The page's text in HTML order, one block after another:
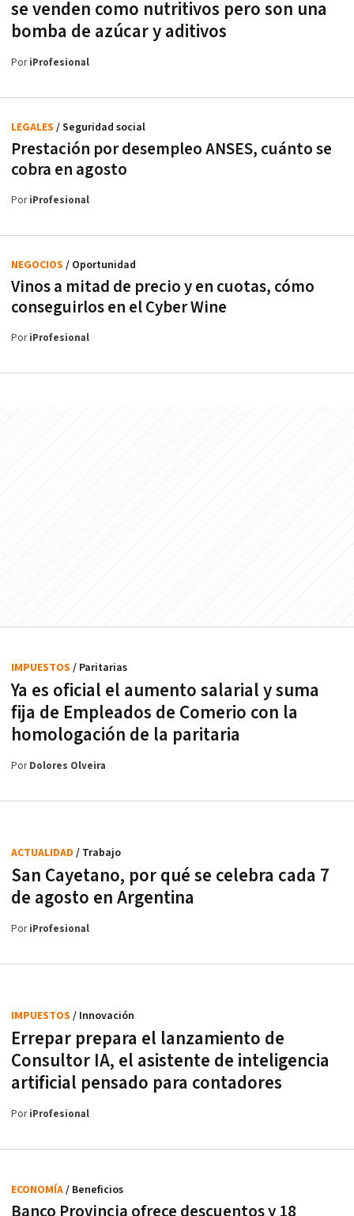
se venden como nutritivos pero son una
bomba de azúcar y aditivos
PoriProfesional
Prestación por desempleo ANSES, cuánto se
cobra en agosto
LEGALES / Seguridad social
PoriProfesional
Vinos a mitad de precio y en cuotas, cómo
conseguirlos en el Cyber Wine
NEGOCIOS / Oportunidad
PoriProfesional
Ya es oficial el aumento salarial y suma
fija de Empleados de Comerio con la
homologación de la paritaria
IMPUESTOS / Paritarias
PorDolores Olveira
San Cayetano, por qué se celebra cada 7
de agosto en Argentina
ACTUALIDAD / Trabajo
PoriProfesional
Errepar prepara el lanzamiento de
Consultor IA, el asistente de inteligencia
artificial pensado para contadores
IMPUESTOS / Innovación
PoriProfesional
Banco Provincia ofrece descuentos y 18
ECONOMÍA/ Beneficios